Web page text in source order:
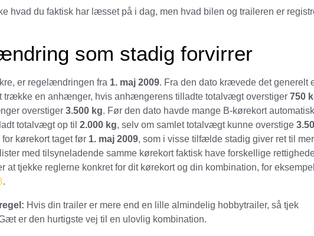
hvad du faktisk har læsset på i dag, men hvad bilen og traileren er
som stadig forvirrer
er regelændringen fra 1. maj 2009. Fra den dato krævede det generelt
trække en anhænger, hvis anhængerens tilladte totalvægt overstiger 750
overstiger 3.500 kg. Før den dato havde mange B-kørekort
totalvægt op til 2.000 kg, selv om samlet totalvægt kunne overstige
kørekort taget før 1. maj 2009, som i visse tilfælde stadig giver ret til
med tilsyneladende samme kørekort faktisk have forskellige
at tjekke reglerne konkret for dit kørekort og din kombination, for
.
Hvis din trailer er mere end en lille almindelig hobbytrailer, så tjek
er den hurtigste vej til en ulovlig kombination.